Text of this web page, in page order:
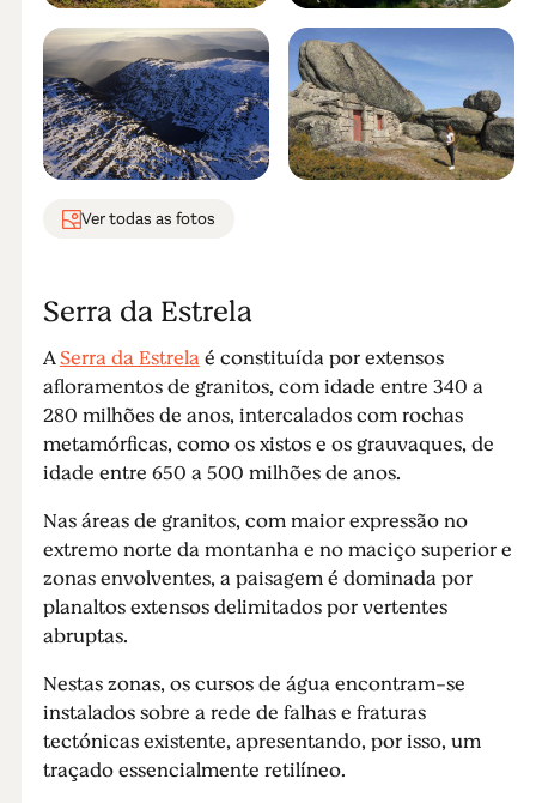
Ver todas as fotos
Serra da Estrela
ASerra da Estrelaé constituída por extensos
afloramentos de granitos, com idade entre 340 a
280 milhões de anos, intercalados com rochas
metamórficas, como os xistos e os grauvaques, de
idade entre 650 a 500 milhões de anos.
Nas áreas de granitos, com maior expressão no
extremo norte da montanha e no maciço superior e
zonas envolventes, a paisagem é dominada por
planaltos extensos delimitados por vertentes
abruptas.
Nestas zonas, os cursos de água encontram-se
instalados sobre a rede de falhas e fraturas
tectónicas existente, apresentando, por isso, um
traçado essencialmente retilíneo.